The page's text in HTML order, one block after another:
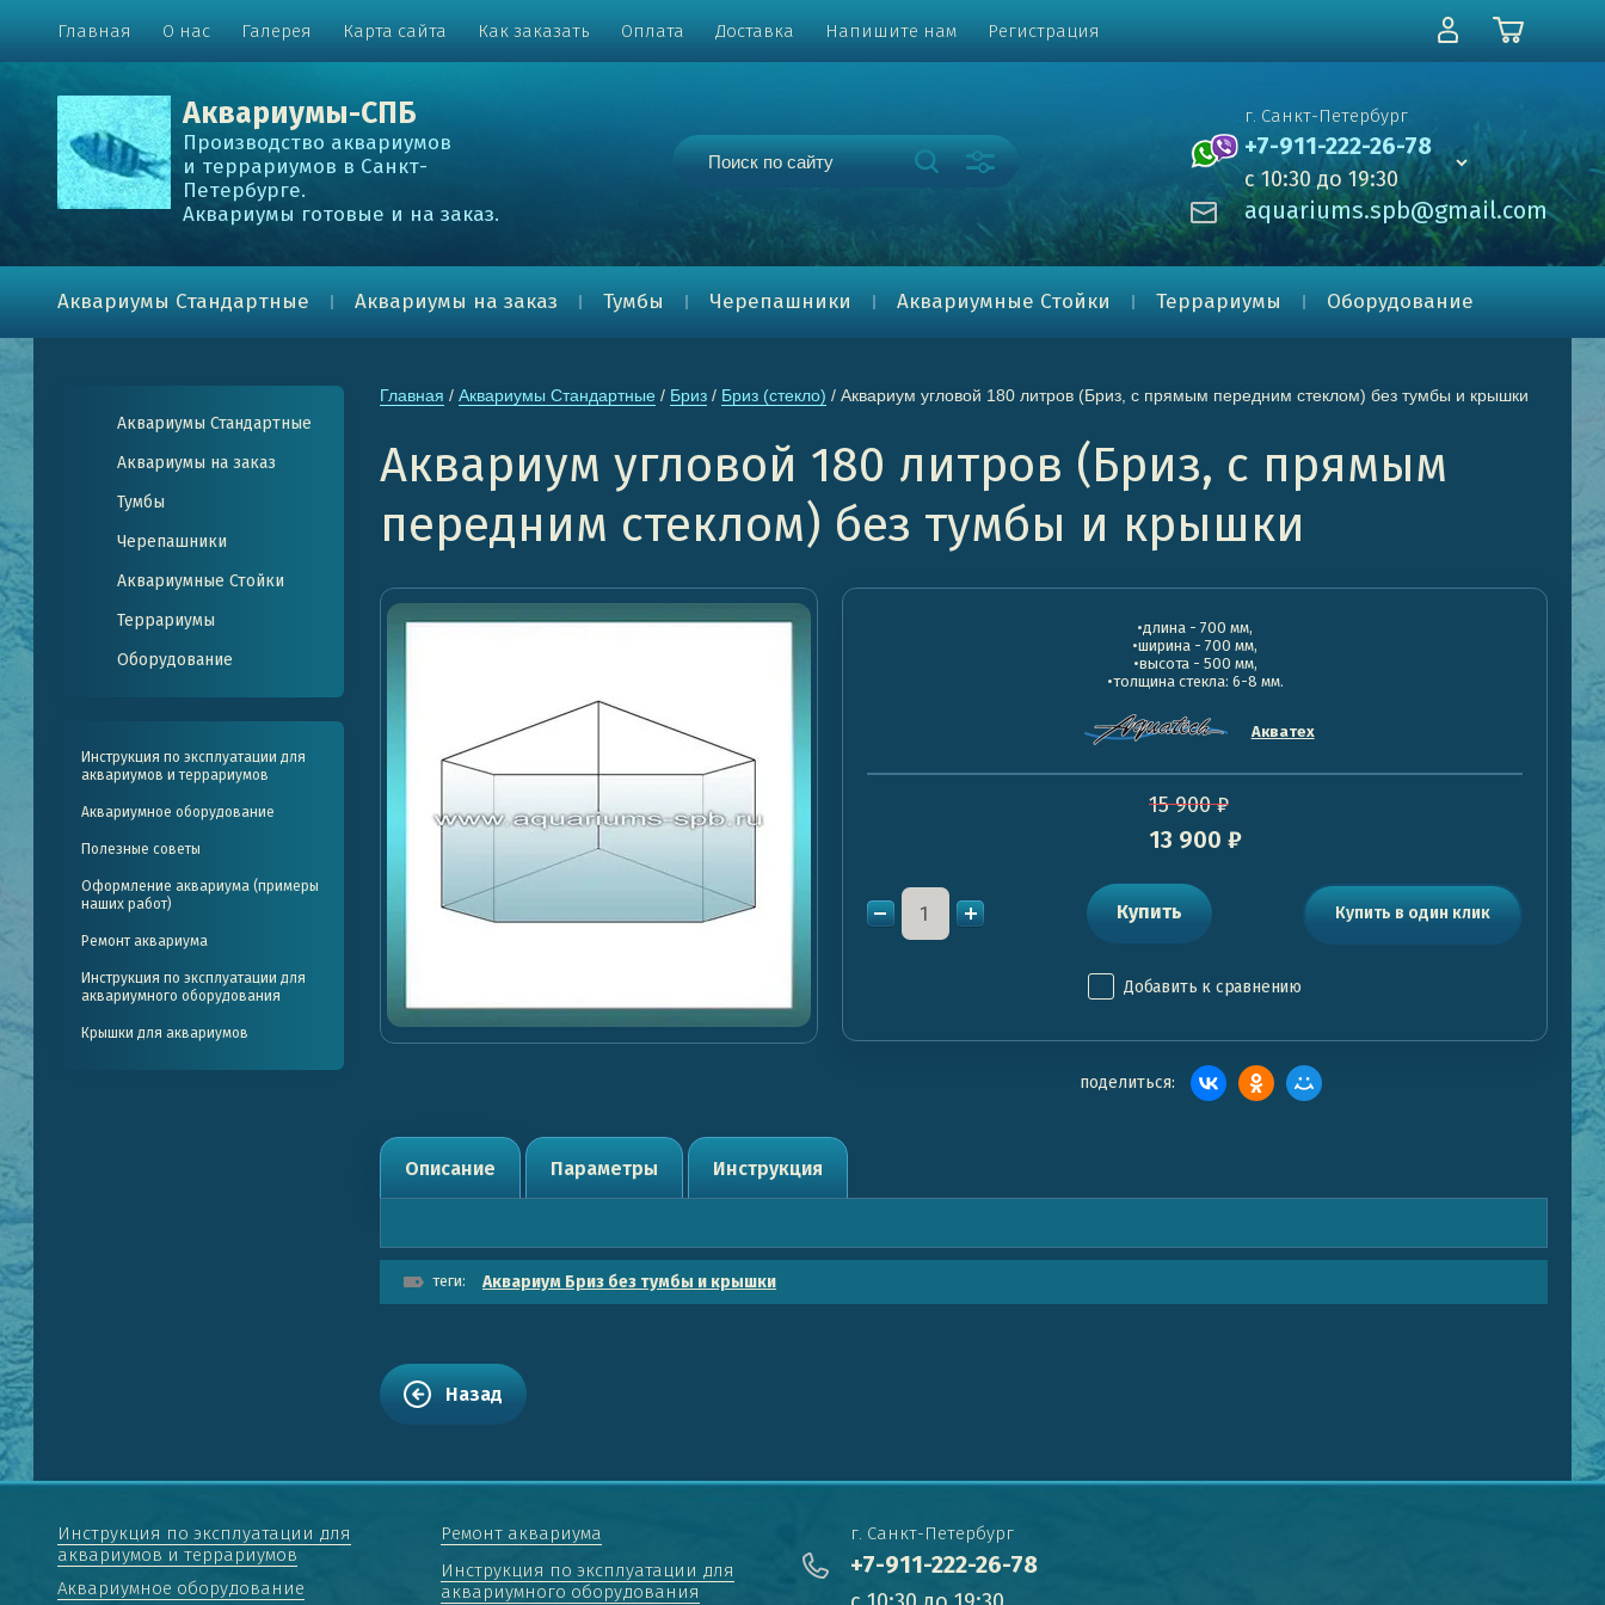
Главная О нас Галерея Карта сайта Как заказать Оплата Доставка Напишите нам Регистрация
Аквариумы-СПБ
Производство аквариумов
и террариумов в Санкт-
Петербурге.
Аквариумы готовые и на заказ.
г. Санкт-Петербург
+7-911-222-26-78
с 10:30 до 19:30
aquariums.spb@gmail.com
Аквариумы Стандартные Аквариумы на заказ Тумбы Черепашники Аквариумные Стойки Террариумы Оборудование
Аквариумы Стандартные
Аквариумы на заказ
Тумбы
Черепашники
Аквариумные Стойки
Террариумы
Оборудование
Инструкция по эксплуатации для
аквариумов и террариумов
Аквариумное оборудование
Полезные советы
Оформление аквариума (примеры
наших работ)
Ремонт аквариума
Инструкция по эксплуатации для
аквариумного оборудования
Крышки для аквариумов
Главная / Аквариумы Стандартные / Бриз / Бриз (стекло) / Аквариум угловой 180 литров (Бриз, с прямым передним стеклом) без тумбы и крышки
Аквариум угловой 180 литров (Бриз, с прямым
передним стеклом) без тумбы и крышки
•длина - 700 мм,
•ширина - 700 мм,
•высота - 500 мм,
•толщина стекла: 6-8 мм.
Акватех
15 900₽
13 900 ₽
Купить Купить в один клик
Добавить к сравнению
поделиться:
Описание Параметры Инструкция
теги: Аквариум Бриз без тумбы и крышки
Назад
Инструкция по эксплуатации для
аквариумов и террариумов
Аквариумное оборудование
Ремонт аквариума
Инструкция по эксплуатации для
аквариумного оборудования
г. Санкт-Петербург
+7-911-222-26-78